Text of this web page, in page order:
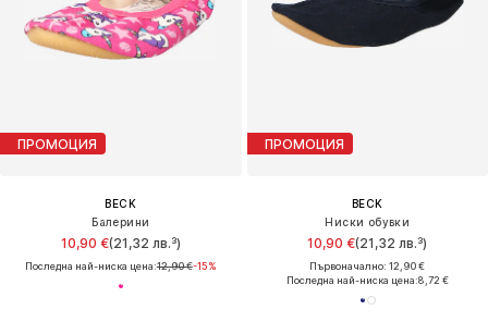
ПРОМОЦИЯ
BECK
Балерини
10,90 €(21,32 лв.³)
Последна най-ниска цена:12,90 €-15%
ПРОМОЦИЯ
BECK
Ниски обувки
10,90 €(21,32 лв.³)
Първоначално: 12,90 €
Последна най-ниска цена:8,72 €